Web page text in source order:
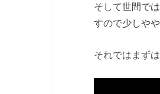
そして世間で
すので少しや
それではまず